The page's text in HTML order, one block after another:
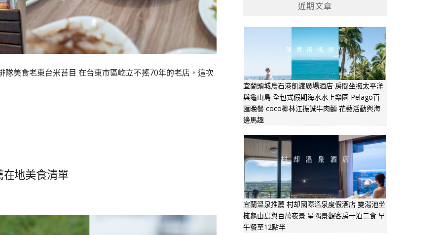
隊美食老東台米苔目 在台東市區屹立不搖70年的老店，這次
在地美食清單
近期文章
宜蘭頭城烏石港凱渡廣場酒店 房間坐擁太平洋
與龜山島 全包式假期海水水上樂園 Pelago百
匯晚餐 coco椰林江振誠牛肉麵 花藝活動與海
邊馬趣
宜蘭溫泉推薦 村却國際溫泉度假酒店 雙湯池坐
擁龜山島與百萬夜景 星隅景觀客房一泊二食 早
午餐至12點半